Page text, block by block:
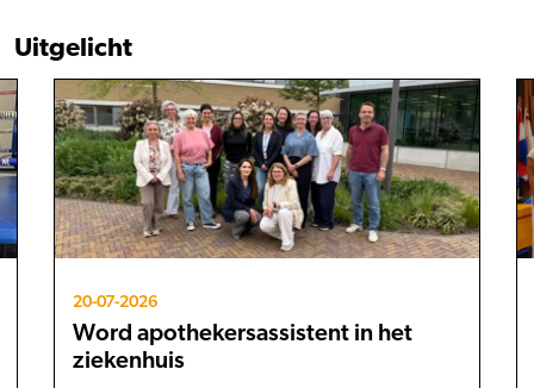
Uitgelicht
20-07-2026
Word apothekersassistent in het
ziekenhuis